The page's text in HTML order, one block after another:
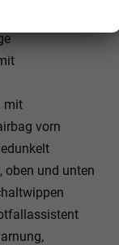
mit
vorn
oben und unten